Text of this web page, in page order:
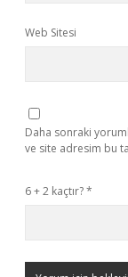
Web Sitesi
Daha sonraki
ve site adresim bu
6 + 2 kaçtır?*